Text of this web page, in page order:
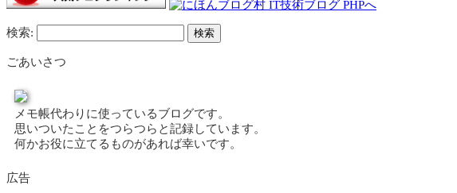
検索:
ごあいさつ
メモ帳代わりに使っているブログです。
思いついたことをつらつらと記録しています。
何かお役に立てるものがあれば幸いです。
広告